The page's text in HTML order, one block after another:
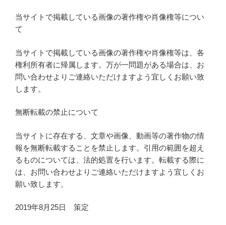
当サイトで掲載している画像の著作権や肖像権等につい
て
当サイトで掲載している画像の著作権や肖像権等は、各
権利所有者に帰属します。万が一問題がある場合は、お
問い合わせよりご連絡いただけますよう宜しくお願い致
します。
無断転載の禁止について
当サイトに存在する、文章や画像、動画等の著作物の情
報を無断転載することを禁止します。引用の範囲を超え
るものについては、法的処置を行います。転載する際に
は、お問い合わせよりご連絡いただけますよう宜しくお
願い致します。
2019年8月25日 策定